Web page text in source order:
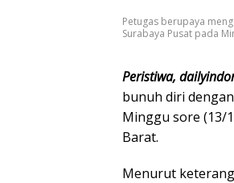
Petugas berupaya
Surabaya Pusat pada
Peristiwa,
bunuh diri
Minggu sore (13/
Barat.
Menurut